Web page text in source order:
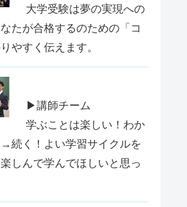
大学受験は夢の実現への
たが合格するのための「コ
やすく伝えます。
▶講師チーム
学ぶことは楽しい！わか
続く！よい学習サイクルを
しんで学んでほしいと思っ